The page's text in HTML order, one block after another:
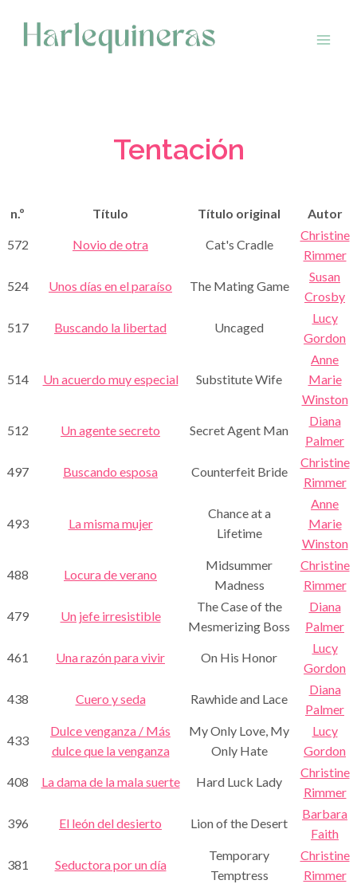
contenido
Tentación
n.º Título Título original Autor
572 Novio de otra Cat's Cradle
Christine
Rimmer
524 Unos días en el paraíso The Mating Game
Susan
Crosby
517 Buscando la libertad Uncaged
Lucy
Gordon
514 Un acuerdo muy especial Substitute Wife
Anne
Marie
Winston
512 Un agente secreto Secret Agent Man
Diana
Palmer
497 Buscando esposa Counterfeit Bride
Christine
Rimmer
493 La misma mujer
Chance at a
Lifetime
Anne
Marie
Winston
488 Locura de verano
Midsummer
Madness
Christine
Rimmer
479 Un jefe irresistible
The Case of the
Mesmerizing Boss
Diana
Palmer
461 Una razón para vivir On His Honor
Lucy
Gordon
438 Cuero y seda Rawhide and Lace
Diana
Palmer
433
Dulce venganza / Más
dulce que la venganza
My Only Love, My
Only Hate
Lucy
Gordon
408 La dama de la mala suerte Hard Luck Lady
Christine
Rimmer
396 El león del desierto Lion of the Desert
Barbara
Faith
381 Seductora por un día
Temporary
Temptress
Christine
Rimmer